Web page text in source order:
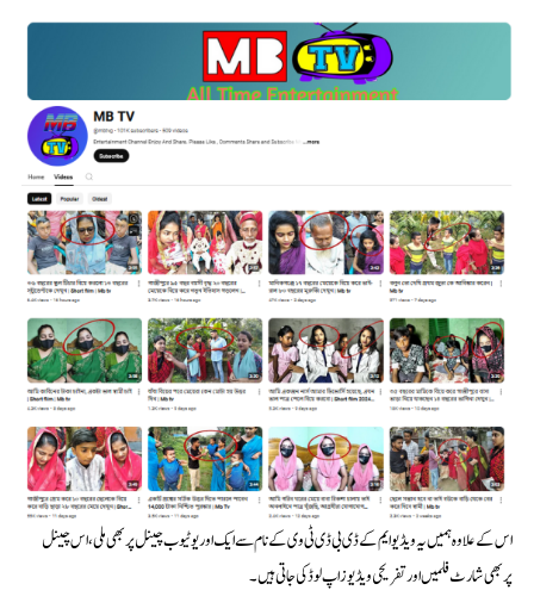
اس کے علاوہ ہمیں یہ ویڈیو ایم کے ڈی بی ڈی ٹی وی کے نام سے ایک اور یوٹیوب چینل پر بھی ملی، اس چینل
پربھی شارٹ فلمیں اور تفریحی ویڈیوز اپ لوڈ کی جاتی ہیں۔